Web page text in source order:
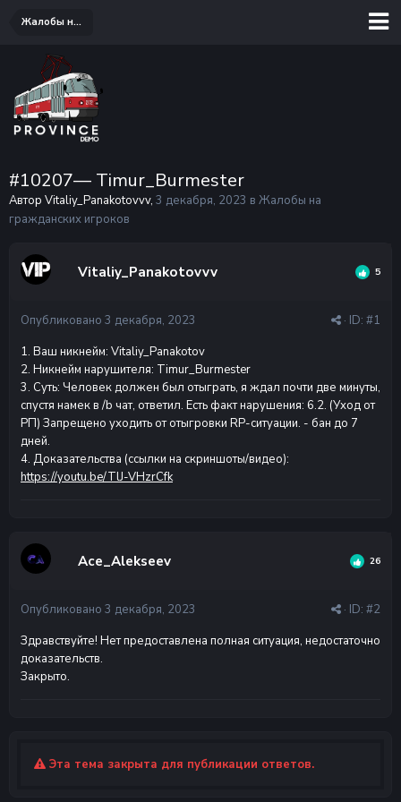
Жалобы на гражданских игроков
#10207— Timur_Burmester
Автор Vitaliy_Panakotovvv, 3 декабря, 2023 в Жалобы на
гражданских игроков
Vitaliy_Panakotovvv 5
· ID: #1
Опубликовано 3 декабря, 2023
1. Ваш никнейм: Vitaliy_Panakotov
2. Никнейм нарушителя: Timur_Burmester
3. Суть: Человек должен был отыграть, я ждал почти две минуты,
спустя намек в /b чат, ответил. Есть факт нарушения: 6.2. (Уход от
РП) Запрещено уходить от отыгровки RP-ситуации. - бан до 7
дней.
4. Доказательства (ссылки на скриншоты/видео):
https://youtu.be/TlJ-VHzrCfk
Ace_Alekseev 26
· ID: #2
Опубликовано 3 декабря, 2023
Здравствуйте! Нет предоставлена полная ситуация, недостаточно
доказательств.
Закрыто.
Эта тема закрыта для публикации ответов.